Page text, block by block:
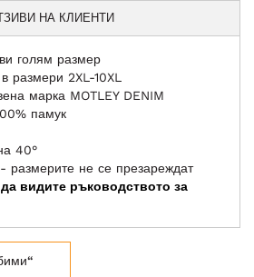
НА КЛИЕНТИ
голям размер
размери 2XL-10XL
марка MOTLEY DENIM
памук
40°
размерите не се презареждат
да видите ръководството за